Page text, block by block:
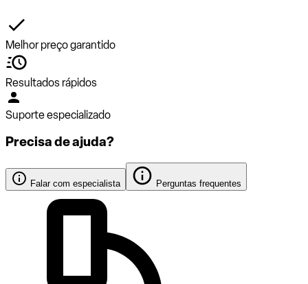
Melhor preço garantido
Resultados rápidos
Suporte especializado
Precisa de ajuda?
Falar com especialista Perguntas frequentes